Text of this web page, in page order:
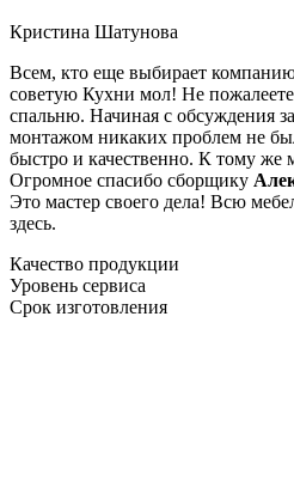
Кристина Шатунова
Всем, кто еще выбирает
советую Кухни мол! Не
спальню. Начиная с обсуждения
монтажом никаких проблем не
быстро и качественно. К тому же
Огромное спасибо сборщику
Это мастер своего дела! Всю
здесь.
Качество продукции
Уровень сервиса
Срок изготовления